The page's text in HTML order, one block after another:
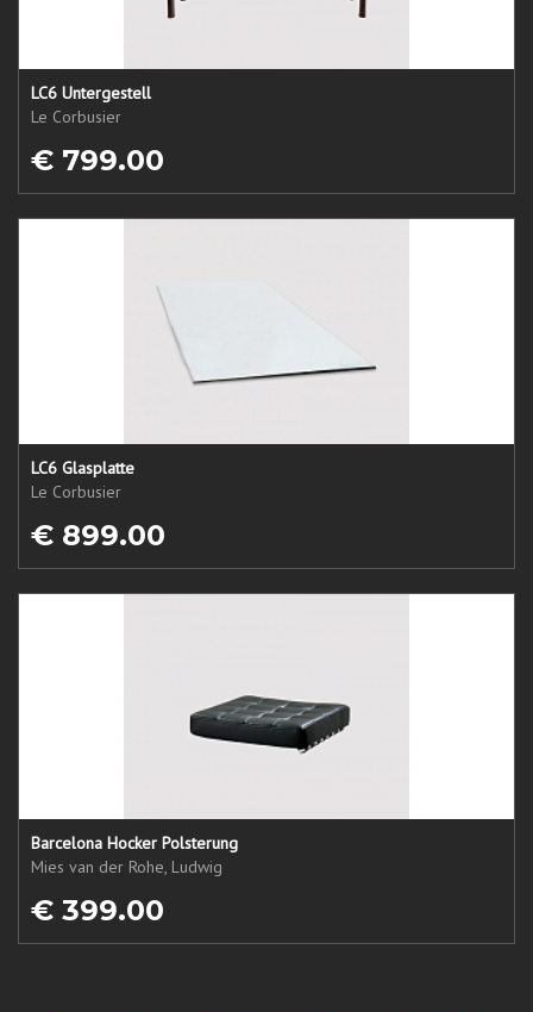
LC6 Untergestell
Le Corbusier
€ 799.00
LC6 Glasplatte
Le Corbusier
€ 899.00
Barcelona Hocker Polsterung
Mies van der Rohe, Ludwig
€ 399.00